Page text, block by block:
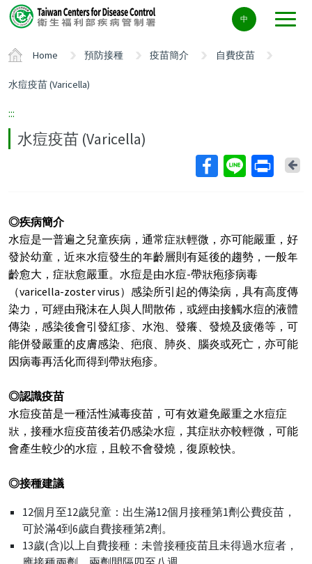
Center
block
中
Home 預防接種 疫苗簡介 自費疫苗
水痘疫苗 (Varicella)
:::
水痘疫苗 (Varicella)
◎疾病簡介
水痘是一普遍之兒童疾病，通常症狀輕微，亦可能嚴重，好
發於幼童，近來水痘發生的年齡層則有延後的趨勢，一般年
齡愈大，症狀愈嚴重。水痘是由水痘-帶狀疱疹病毒
（varicella-zoster virus）感染所引起的傳染病，具有高度傳
染力，可經由飛沫在人與人間散佈，或經由接觸水痘的液體
傳染，感染後會引發紅疹、水泡、發癢、發燒及疲倦等，可
能併發嚴重的皮膚感染、疤痕、肺炎、腦炎或死亡，亦可能
因病毒再活化而得到帶狀疱疹。
◎認識疫苗
水痘疫苗是一種活性減毒疫苗，可有效避免嚴重之水痘症
狀，接種水痘疫苗後若仍感染水痘，其症狀亦較輕微，可能
會產生較少的水痘，且較不會發燒，復原較快。
◎接種建議
12個月至12歲兒童：出生滿12個月接種第1劑公費疫苗，
可於滿4到6歲自費接種第2劑。
13歲(含)以上自費接種：未曾接種疫苗且未得過水痘者，